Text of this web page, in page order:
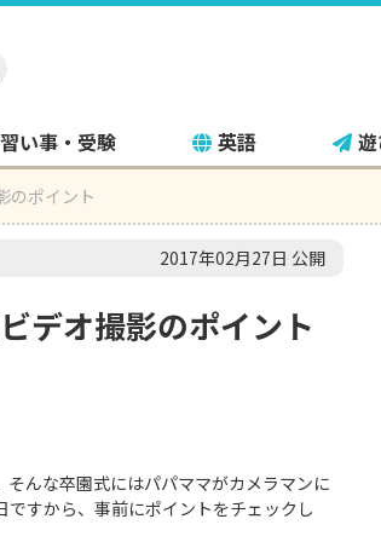
習い事・受験 英語
のポイント
2017年02月27日 公開
デオ撮影のポイント
んな卒園式にはパパママがカメラマンに
すから、事前にポイントをチェックし